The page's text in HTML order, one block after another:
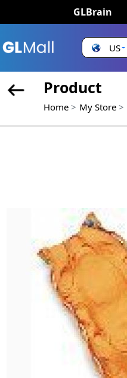
GLBrain
US
Product
Home My Store